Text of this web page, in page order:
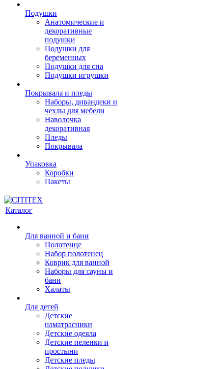
Подушки
Анатомические и
декоративные
подушки
Подушки для
беременных
Подушки для сна
Подушки игрушки
Покрывала и пледы
Наборы, дивандеки и
чехлы для мебели
Наволочка
декоративная
Пледы
Покрывала
Упаковка
Коробки
Пакеты
Каталог
Для ванной и бани
Полотенце
Набор полотенец
Коврик для ванной
Наборы для сауны и
бани
Халаты
Для детей
Детские
наматрасники
Детские одеяла
Детские пеленки и
простыни
Детские пледы